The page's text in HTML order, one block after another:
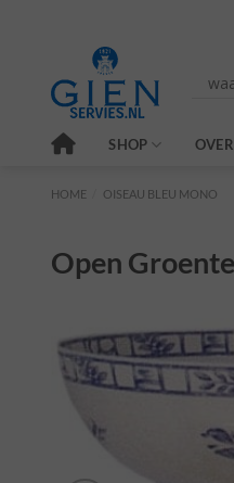
SHOP
HOME OISEAU BLEU MONO
Open